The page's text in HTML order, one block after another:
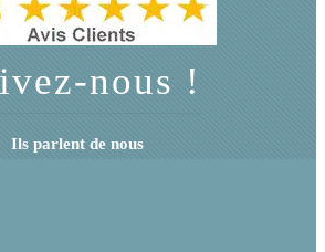
nous !
Ils parlent de nous